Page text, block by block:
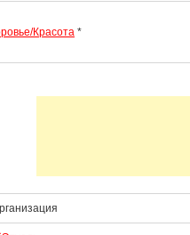
Красота *